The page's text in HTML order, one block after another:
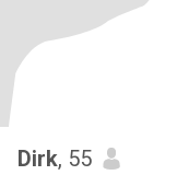
Dirk, 55